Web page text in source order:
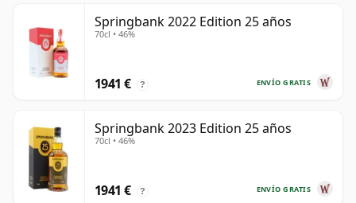
Springbank 2022 Edition 25 años
70cl • 46%
ENVÍO GRATIS
1941 € ?
Springbank 2023 Edition 25 años
70cl • 46%
ENVÍO GRATIS
1941 € ?